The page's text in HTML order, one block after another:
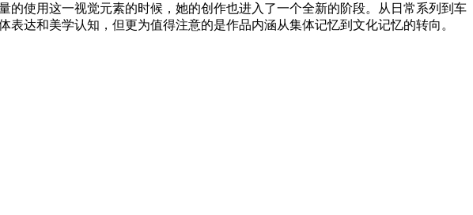
使用这一视觉元素的时候，她的创作也进入了一个全新的阶段。从日常系列到⻋
达和美学认知，但更为值得注意的是作品内涵从集体记忆到文化记忆的转向。